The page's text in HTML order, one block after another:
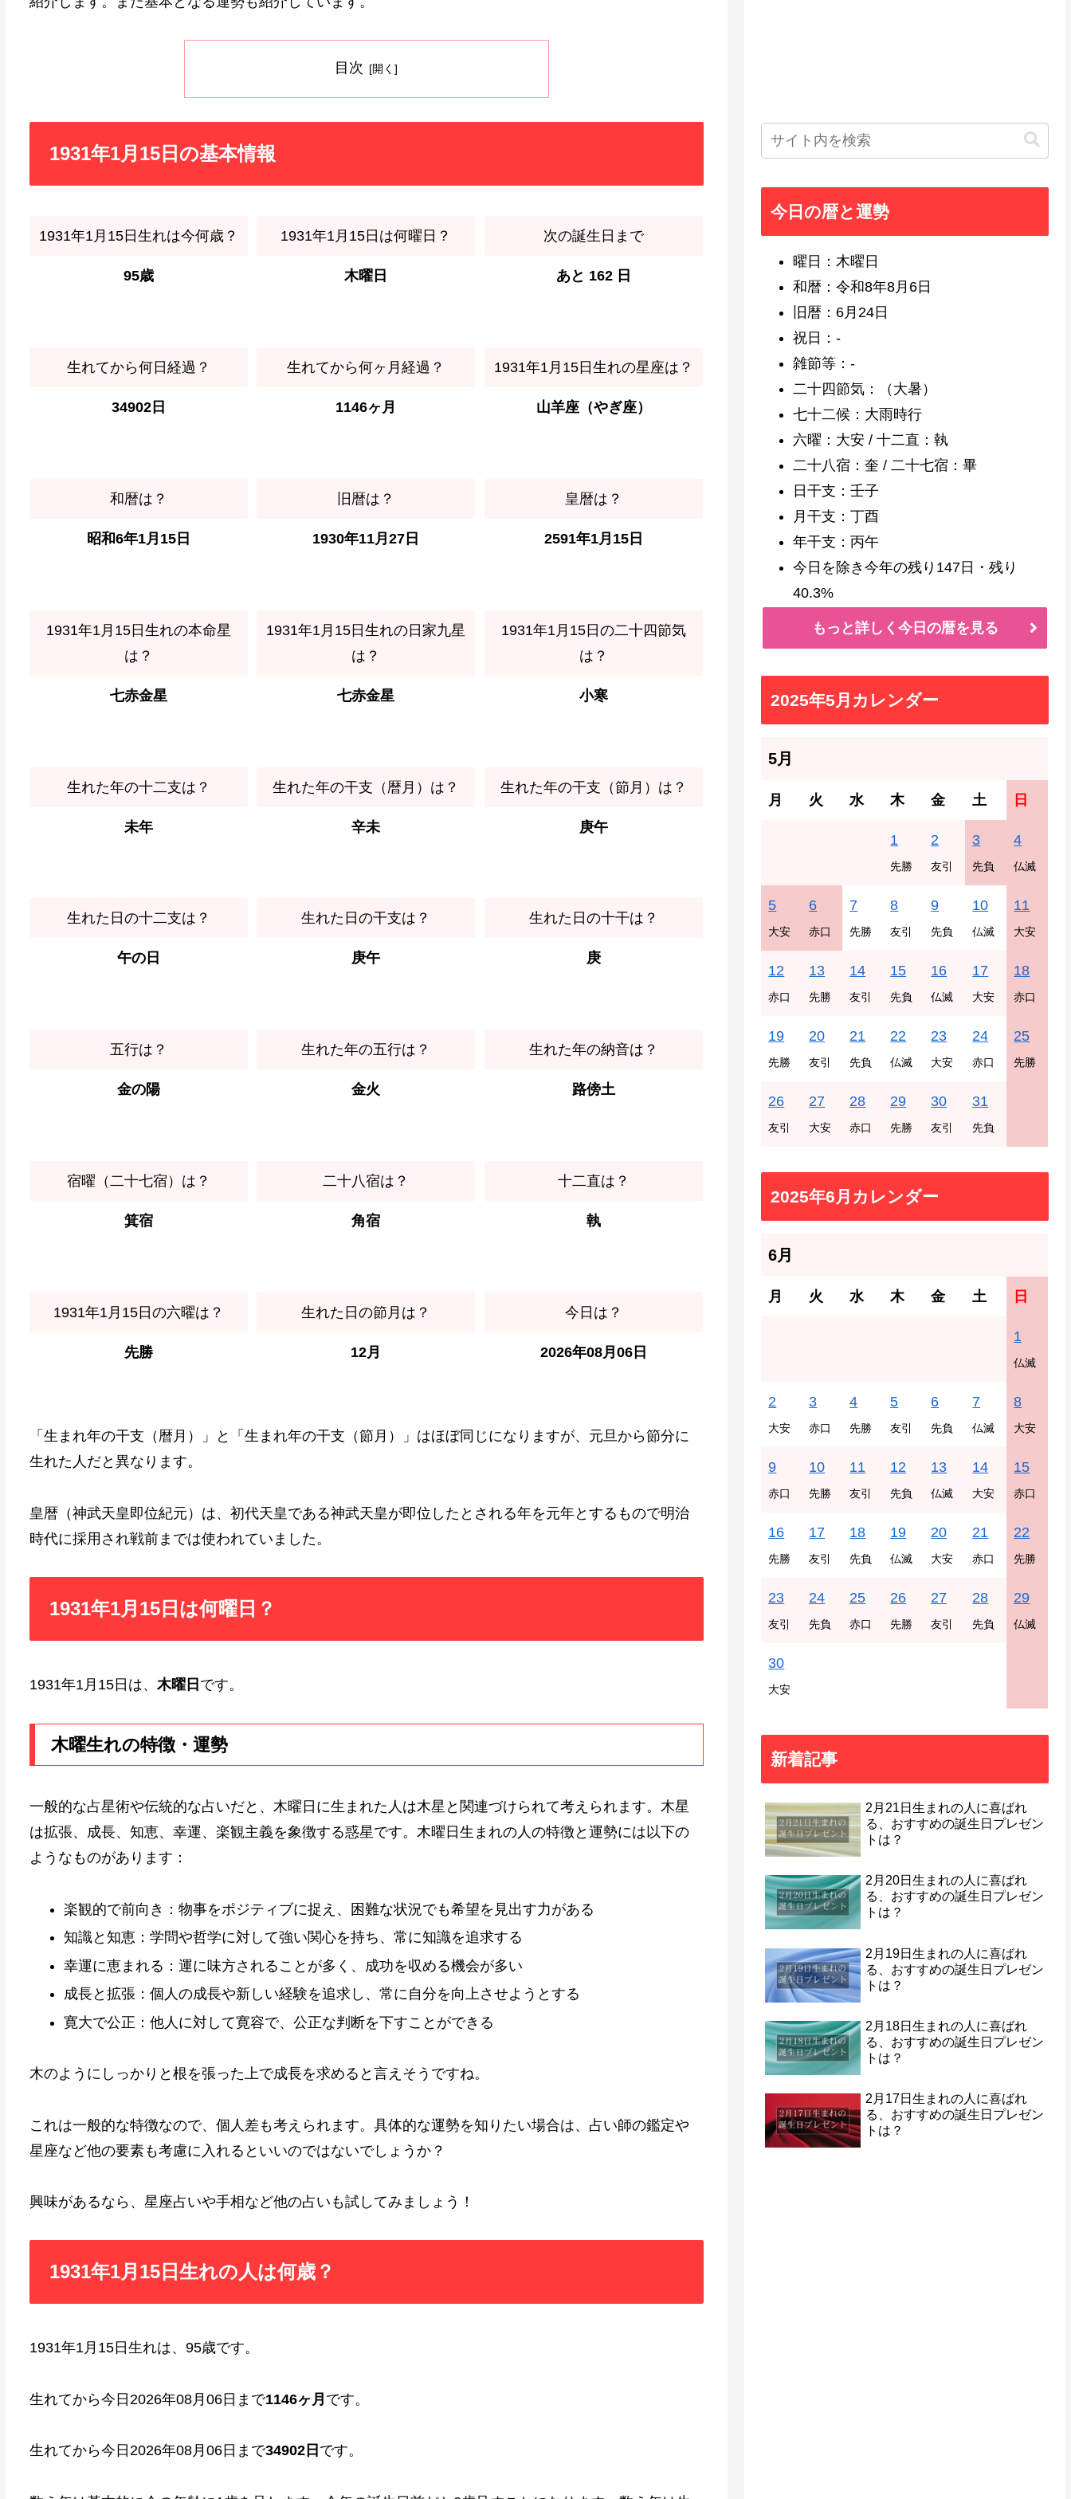
目次
1931年1月15日の基本情報
1931年1月15日生れは今何歳？
95歳
1931年1月15日は何曜日？
木曜日
次の誕生日まで
あと 162 日
生れてから何日経過？
34902日
生れてから何ヶ月経過？
1146ヶ月
1931年1月15日生れの星座は？
山羊座（やぎ座）
和暦は？
昭和6年1月15日
旧暦は？
1930年11月27日
皇暦は？
2591年1月15日
1931年1月15日生れの本命星
は？
七赤金星
1931年1月15日生れの日家九星
は？
七赤金星
1931年1月15日の二十四節気
は？
小寒
生れた年の十二支は？
未年
生れた年の干支（暦月）は？
辛未
生れた年の干支（節月）は？
庚午
生れた日の十二支は？
午の日
生れた日の干支は？
庚午
生れた日の十干は？
庚
五行は？
金の陽
生れた年の五行は？
金火
生れた年の納音は？
路傍土
宿曜（二十七宿）は？
箕宿
二十八宿は？
角宿
十二直は？
執
1931年1月15日の六曜は？
先勝
生れた日の節月は？
12月
今日は？
2026年08月06日
「生まれ年の干支（暦月）」と「生まれ年の干支（節月）」はほぼ同じになりますが、元旦から節分に
生れた人だと異なります。
皇暦（神武天皇即位紀元）は、初代天皇である神武天皇が即位したとされる年を元年とするもので明治
時代に採用され戦前までは使われていました。
1931年1月15日は何曜日？
1931年1月15日は、 木曜日 です。
木曜生れの特徴・運勢
一般的な占星術や伝統的な占いだと、木曜日に生まれた人は木星と関連づけられて考えられます。木星
は拡張、成長、知恵、幸運、楽観主義を象徴する惑星です。木曜日生まれの人の特徴と運勢には以下の
ようなものがあります：
楽観的で前向き：物事をポジティブに捉え、困難な状況でも希望を見出す力がある
知識と知恵：学問や哲学に対して強い関心を持ち、常に知識を追求する
幸運に恵まれる：運に味方されることが多く、成功を収める機会が多い
成長と拡張：個人の成長や新しい経験を追求し、常に自分を向上させようとする
寛大で公正：他人に対して寛容で、公正な判断を下すことができる
木のようにしっかりと根を張った上で成長を求めると言えそうですね。
これは一般的な特徴なので、個人差も考えられます。具体的な運勢を知りたい場合は、占い師の鑑定や
星座など他の要素も考慮に入れるといいのではないでしょうか？
興味があるなら、星座占いや手相など他の占いも試してみましょう！
1931年1月15日生れの人は何歳？
1931年1月15日生れは、95歳です。
生れてから今日2026年08月06日まで1146ヶ月 です。
生れてから今日2026年08月06日まで34902日 です。
今日の暦と運勢
曜日：木曜日
和暦：令和8年8月6日
旧暦：6月24日
祝日：-
雑節等：-
二十四節気：（大暑）
七十二候：大雨時行
六曜：大安 / 十二直：執
二十八宿：奎 / 二十七宿：畢
日干支：壬子
月干支：丁酉
年干支：丙午
今日を除き今年の残り147日・残り
40.3%
もっと詳しく今日の暦を見る
2025年5月カレンダー
5月
月 火 水 木 金 土 日
1
先勝
2
友引
3
先負
4
仏滅
5
大安
6
赤口
7
先勝
8
友引
9
先負
10
仏滅
11
大安
12
赤口
13
先勝
14
友引
15
先負
16
仏滅
17
大安
18
赤口
19
先勝
20
友引
21
先負
22
仏滅
23
大安
24
赤口
25
先勝
26
友引
27
大安
28
赤口
29
先勝
30
友引
31
先負
2025年6月カレンダー
6月
月 火 水 木 金 土 日
1
仏滅
2
大安
3
赤口
4
先勝
5
友引
6
先負
7
仏滅
8
大安
9
赤口
10
先勝
11
友引
12
先負
13
仏滅
14
大安
15
赤口
16
先勝
17
友引
18
先負
19
仏滅
20
大安
21
赤口
22
先勝
23
友引
24
先負
25
赤口
26
先勝
27
友引
28
先負
29
仏滅
30
大安
新着記事
2月21日生まれの人に喜ばれ
る、おすすめの誕生日プレゼン
トは？
2月20日生まれの人に喜ばれ
る、おすすめの誕生日プレゼン
トは？
2月19日生まれの人に喜ばれ
る、おすすめの誕生日プレゼン
トは？
2月18日生まれの人に喜ばれ
る、おすすめの誕生日プレゼン
トは？
2月17日生まれの人に喜ばれ
る、おすすめの誕生日プレゼン
トは？